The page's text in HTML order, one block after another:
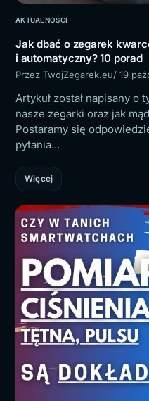
AKTUALNOŚCI
Jak dbać o zegarek
i automatyczny? 10 porad
Przez TwojZegarek.eu/ 19
Artykuł został napisany o
nasze zegarki oraz jak
Postaramy się
pytania...
Więcej